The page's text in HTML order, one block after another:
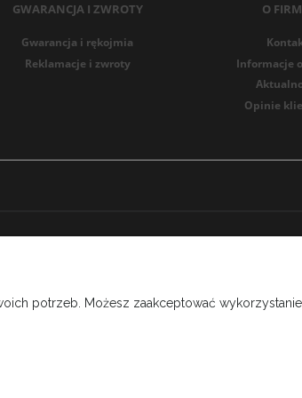
GWARANCJA I ZWROTY
Gwarancja i rękojmia
Reklamacje i zwroty
O
Informacje
Opinie
potrzeb. Możesz zaakceptować